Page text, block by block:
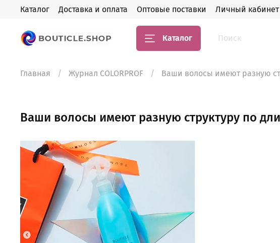
Каталог Доставка и оплата Оптовые поставки Личный кабинет
Каталог
Главная Журнал COLORPROF Ваши волосы имеют разную
Ваши волосы имеют разную структуру по